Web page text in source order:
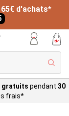
d'achats*
gratuits pendant 30
frais*